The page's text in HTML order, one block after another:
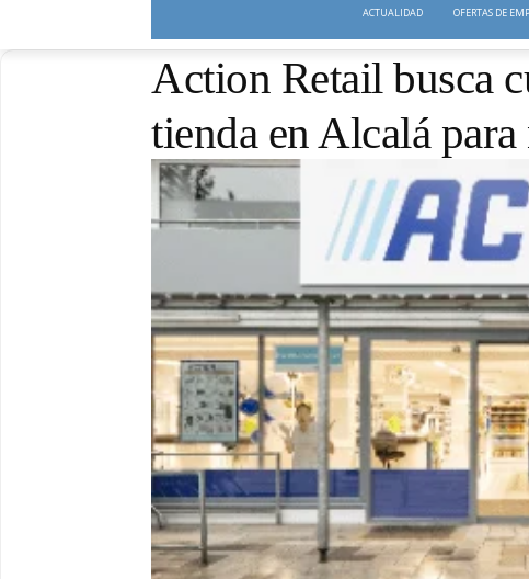
ACTUALIDAD OFERTAS DE
Action Retail busca
tienda en Alcalá